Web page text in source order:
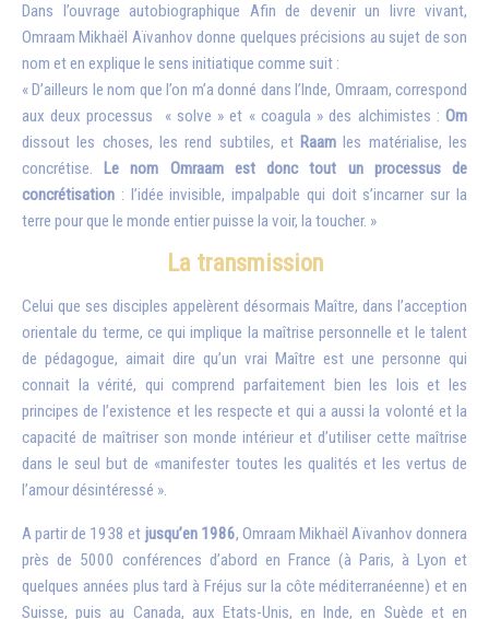
Dans l’ouvrage autobiographique Afin de devenir un livre vivant,
Omraam Mikhaël Aïvanhov donne quelques précisions au sujet de son
nom et en explique le sens initiatique comme suit :
« D’ailleurs le nom que l’on m’a donné dans l’Inde, Omraam, correspond
aux deux processus « solve » et « coagula » des alchimistes : Om
dissout les choses, les rend subtiles, et Raam les matérialise, les
concrétise. Le nom Omraam est donc tout un processus de
concrétisation : l’idée invisible, impalpable qui doit s’incarner sur la
terre pour que le monde entier puisse la voir, la toucher. »
La transmission
Celui que ses disciples appelèrent désormais Maître, dans l’acception
orientale du terme, ce qui implique la maîtrise personnelle et le talent
de pédagogue, aimait dire qu’un vrai Maître est une personne qui
connait la vérité, qui comprend parfaitement bien les lois et les
principes de l’existence et les respecte et qui a aussi la volonté et la
capacité de maîtriser son monde intérieur et d’utiliser cette maîtrise
dans le seul but de «manifester toutes les qualités et les vertus de
l’amour désintéressé ».
A partir de 1938 et jusqu’en 1986, Omraam Mikhaël Aïvanhov donnera
près de 5000 conférences d’abord en France (à Paris, à Lyon et
quelques années plus tard à Fréjus sur la côte méditerranéenne) et en
Suisse, puis au Canada, aux Etats-Unis, en Inde, en Suède et en